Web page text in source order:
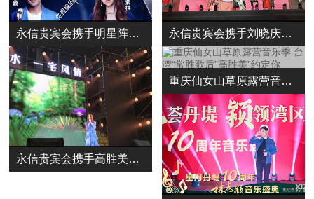
永信贵宾会携手明星阵容出席素店全球发布会 永信贵宾会携手刘晓庆出席魅力为爱而生访谈活动
永信贵宾会携手高胜美出席8月28号河南方城 山水中央产品推介会
重庆仙女山草原露营音乐季 台湾“常胜歌后”高胜美”约定你